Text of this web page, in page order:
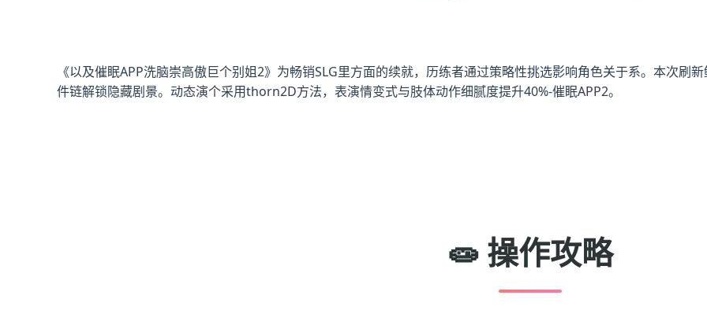
《以及催眠APP洗脑崇高傲巨个别姐2》为畅销SLG里方面的续就，历练者通过策略性挑选影响角色关于系。本次刷
件链解锁隐藏剧景。动态演个采用thorn2D方法，表演情变式与肢体动作细腻度提升40%-催眠APP2。
🧫 操作攻略